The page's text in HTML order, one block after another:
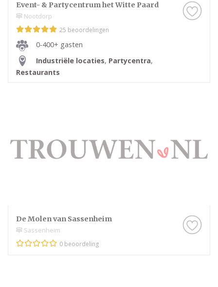
Event- & Partycentrum het Witte Paard
Nootdorp
25 beoordelingen
0-400+ gasten
Industriële locaties, Partycentra,
Restaurants
De Molen van Sassenheim
Sassenheim
0 beoordeling